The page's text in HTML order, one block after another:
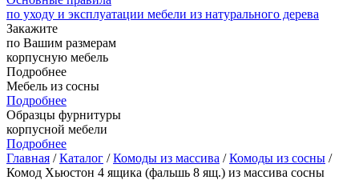
по уходу и эксплуатации мебели из натурального дерева
Закажите
по Вашим размерам
корпусную мебель
Подробнее
Мебель из сосны
Подробнее
Образцы фурнитуры
корпусной мебели
Подробнее
Главная /Каталог /Комоды из массива /Комоды из сосны /
Комод Хьюстон 4 ящика (фальшь 8 ящ.) из массива сосны